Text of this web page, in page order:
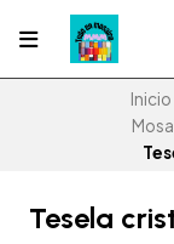
Inicio
Tesela